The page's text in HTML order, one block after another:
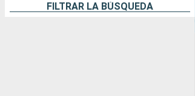
FILTRAR LA BÚSQUEDA